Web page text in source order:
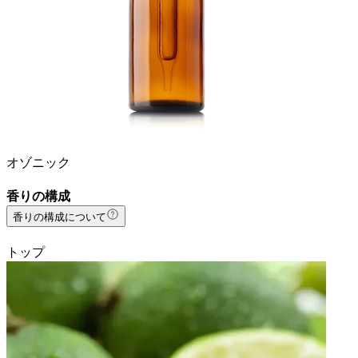
オゾニック
香りの構成
香りの構成について
トップ